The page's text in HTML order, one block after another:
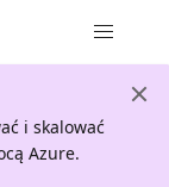
i skalować
Azure.